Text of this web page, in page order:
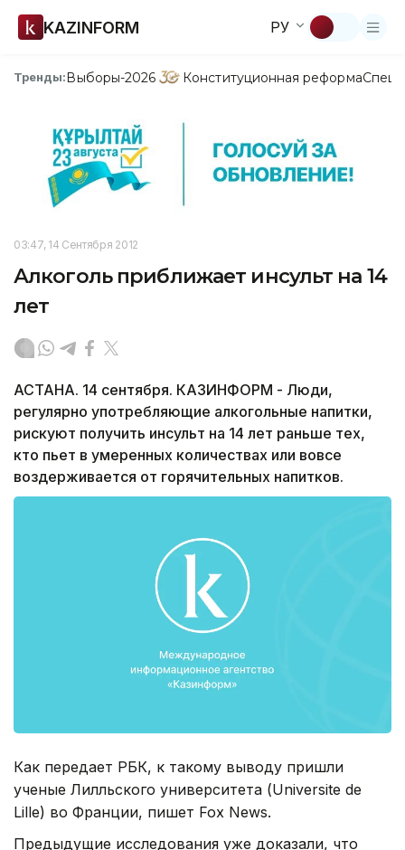
KAZINFORM РУ
Тренды:Выборы-2026 Конституционная реформа
03:47, 14 Сентября 2012
Алкоголь приближает инсульт на 14
лет
АСТАНА. 14 сентября. КАЗИНФОРМ - Люди,
регулярно употребляющие алкогольные напитки,
рискуют получить инсульт на 14 лет раньше тех,
кто пьет в умеренных количествах или вовсе
воздерживается от горячительных напитков.
Как передает РБК, к такому выводу пришли
ученые Лилльского университета (Universite de
Lille) во Франции, пишет Fox News.
Предыдущие исследования уже доказали, что